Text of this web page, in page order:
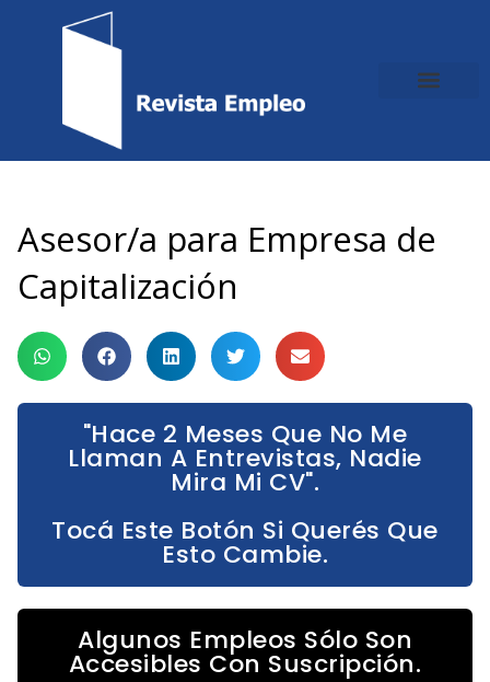
Asesor/a para Empresa de
Capitalización
"Hace 2 Meses Que No Me
Llaman A Entrevistas, Nadie
Mira Mi CV".
Tocá Este Botón Si Querés Que
Esto Cambie.
Algunos Empleos Sólo Son
Accesibles Con Suscripción.